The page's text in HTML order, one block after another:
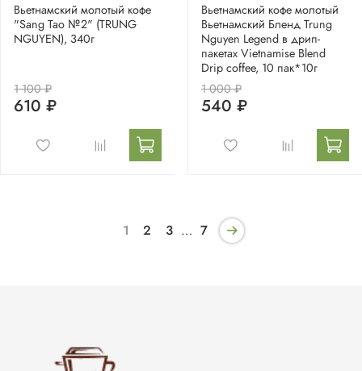
Вьетнамский молотый кофе
"Sang Tao №2" (TRUNG
NGUYEN), 340г
1 100 ₽
610 ₽
Вьетнамский кофе молотый
Вьетнамский Бленд Trung
Nguyen Legend в дрип-
пакетах Vietnamise Blend
Drip coffee, 10 пак*10г
1 000 ₽
540 ₽
1 2 3 … 7